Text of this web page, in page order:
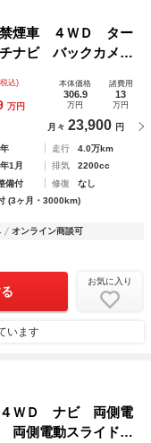
煙車 ４ＷＤ ター
ナビ バックカメ
ド ＥＴＣ２．０
ライト オートエア
込)
万円
本体価格
306.9
万円
諸費用
13
万円
月々 23,900 円
走行
4.0万km
1月 排気
2200cc
備付 修復
なし
(3ヶ月・3000km)
オンライン商談可
お気に入り
います
ＷＤ ナビ 両側電
両側電動スライドド